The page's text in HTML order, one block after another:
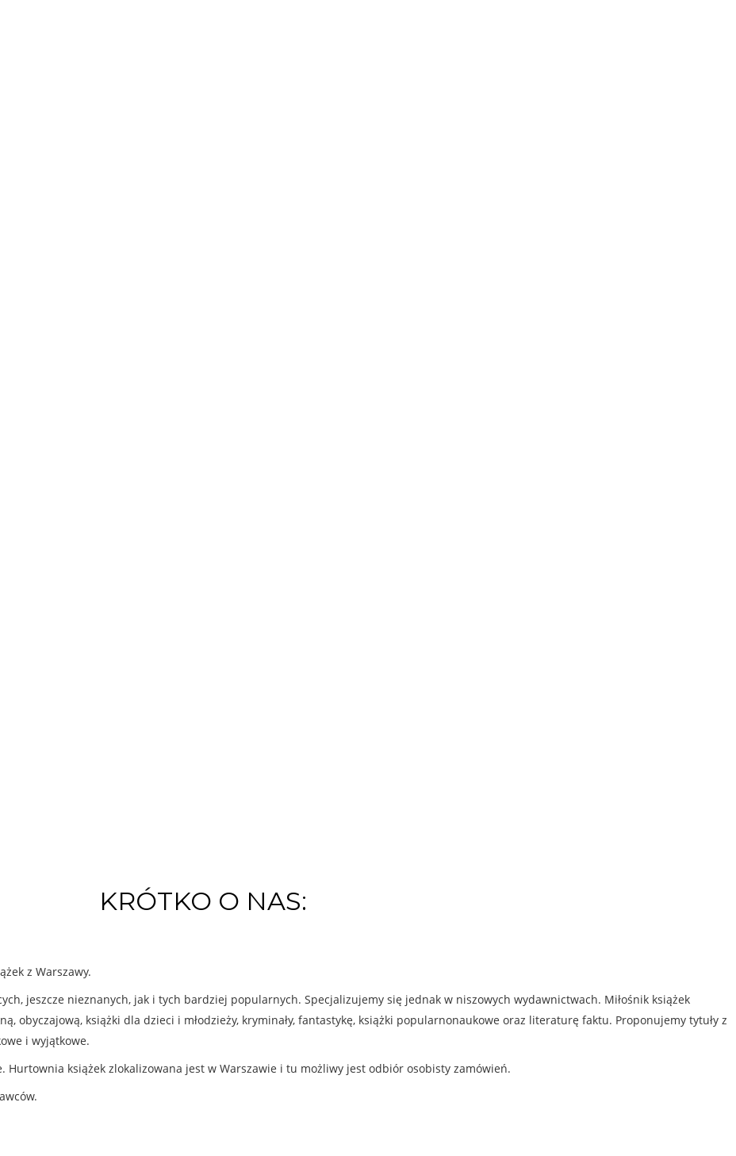
KRÓTKO O NAS:
z Warszawy.
jeszcze nieznanych, jak i tych bardziej popularnych. Specjalizujemy się jednak w niszowych wydawnictwach. Miłośnik książek
obyczajową, książki dla dzieci i młodzieży, kryminały, fantastykę, książki popularnonaukowe oraz literaturę faktu. Proponujemy tytuły z
i wyjątkowe.
książek zlokalizowana jest w Warszawie i tu możliwy jest odbiór osobisty zamówień.